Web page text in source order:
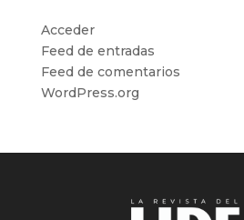
Acceder
Feed de entradas
Feed de comentarios
WordPress.org